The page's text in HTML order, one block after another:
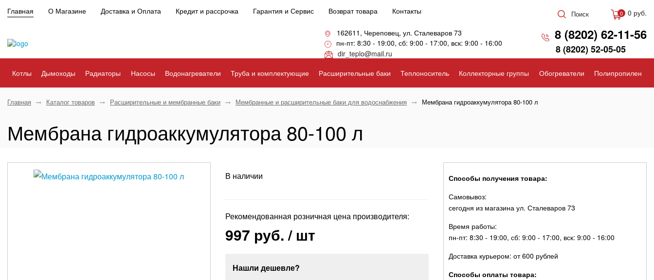
Главная О Магазине Доставка и Оплата Кредит и рассрочка Гарантия и Сервис Возврат товара Контакты Поиск 0 0 руб.
162611, Череповец, ул. Сталеваров 73
пн-пт: 8:30 - 19:00, сб: 9:00 - 17:00, вск: 9:00 - 16:00
dir_teplo@mail.ru
8 (8202) 62-11-56
8 (8202) 52-05-05
Котлы Дымоходы Радиаторы Насосы Водонагреватели Труба и комплектующие Расширительные баки Теплоноситель Коллекторные группы Обогреватели Полипропилен
Главная Каталог товаров Расширительные и мембранные баки Мембранные и расширительные баки для водоснабжения Мембрана гидроаккумулятора 80-100 л
Мембрана гидроаккумулятора 80-100 л
В наличии
Рекомендованная розничная цена производителя:
997 руб./ шт
Нашли дешевле?
Способы получения товара:
Самовывоз:
сегодня из магазина ул. Сталеваров 73
Время работы:
пн-пт: 8:30 - 19:00, сб: 9:00 - 17:00, вск: 9:00 - 16:00
Доставка курьером: от 600 рублей
Способы оплаты товара: